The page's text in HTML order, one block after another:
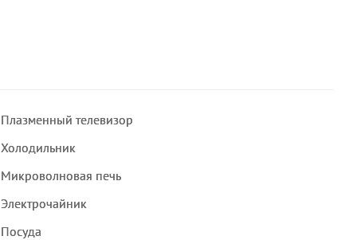
Плазменный телевизор
Холодильник
Микроволновая печь
Электрочайник
Посуда